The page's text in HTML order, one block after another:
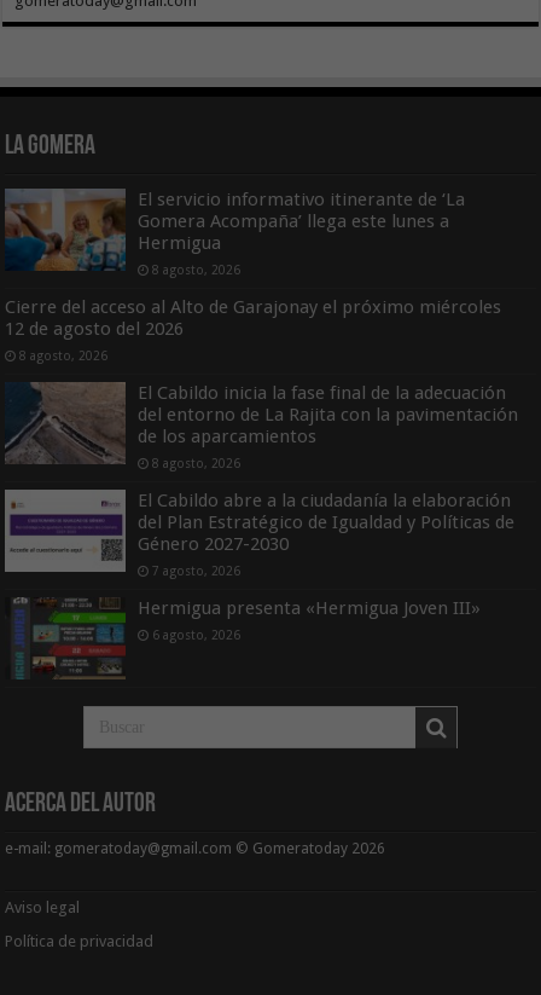
La Gomera
El servicio informativo itinerante de ‘La
Gomera Acompaña’ llega este lunes a
Hermigua
8 agosto, 2026
Cierre del acceso al Alto de Garajonay el próximo miércoles
12 de agosto del 2026
8 agosto, 2026
El Cabildo inicia la fase final de la adecuación
del entorno de La Rajita con la pavimentación
de los aparcamientos
8 agosto, 2026
El Cabildo abre a la ciudadanía la elaboración
del Plan Estratégico de Igualdad y Políticas de
Género 2027-2030
7 agosto, 2026
Hermigua presenta «Hermigua Joven III»
6 agosto, 2026
Acerca del Autor
e-mail: gomeratoday@gmail.com © Gomeratoday 2026
Aviso legal
Política de privacidad